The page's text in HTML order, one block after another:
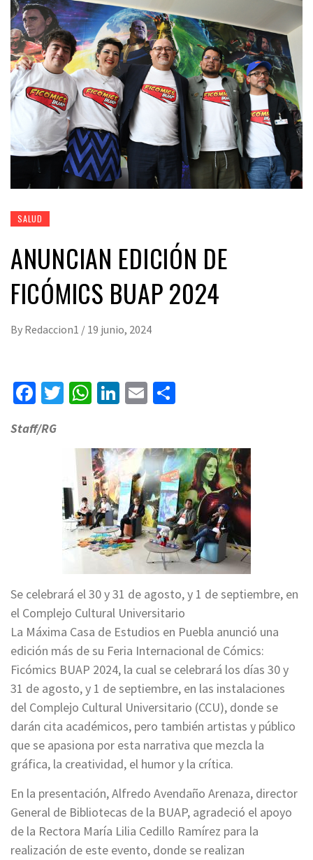
SALUD
ANUNCIAN EDICIÓN DE
FICÓMICS BUAP 2024
By Redaccion1 / 19 junio, 2024
Facebook
Twitter
WhatsApp
LinkedIn
Email
Staff/RG
Se celebrará el 30 y 31 de agosto, y 1 de septiembre, en
el Complejo Cultural Universitario
La Máxima Casa de Estudios en Puebla anunció una
edición más de su Feria Internacional de Cómics:
Ficómics BUAP 2024, la cual se celebrará los días 30 y
31 de agosto, y 1 de septiembre, en las instalaciones
del Complejo Cultural Universitario (CCU), donde se
darán cita académicos, pero también artistas y público
que se apasiona por esta narrativa que mezcla la
gráfica, la creatividad, el humor y la crítica.
En la presentación, Alfredo Avendaño Arenaza, director
General de Bibliotecas de la BUAP, agradeció el apoyo
de la Rectora María Lilia Cedillo Ramírez para la
realización de este evento, donde se realizan